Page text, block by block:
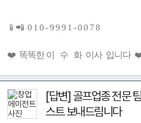
📱📲 0 1 0 - 9 9 9 1 - 0 0 7 8
❤️ 똑똑한 이 수 화 이사 입니다
[답변] 골프업종 전문
스트 보내드림니다